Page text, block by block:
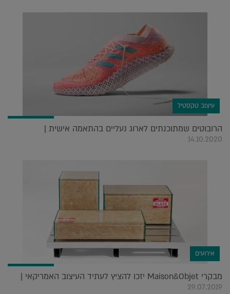
עיצוב טקסטיל
הרובוטים שמתוכנתים לארוג נעליים בהתאמה אישית |
14.10.2020
אירועים
מבקרי Maison&Objet יזכו להציץ לעתיד העיצוב האמריקאי |
29.07.2019